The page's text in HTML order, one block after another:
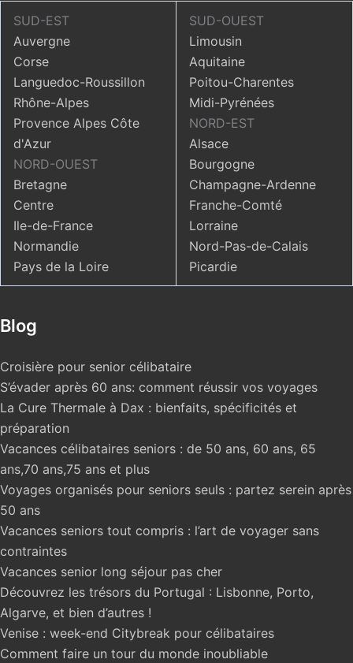
toute saison. Les alentours : En 15 minutes de route,
vous êtes à Avignon. Ville d’histoire, ville de
spectacle, Avignon ne laisse pas indifférent. Le
passage des papes en Avignon a marqué
l’architecture de manière impressionnante. Derrière les
remparts superbement conservés, vous découvrirez
la cité des papes après avoir franchi une des sept
portes principales : le Palais des papes construit au
XIVème siècle et sa place très animée, le célèbre Pont
d’Avignon, les musées du Petit palais et du Palais du
Roure. Du haut des remparts vous comprendrez
pourquoi la cité est devenue une formidable ville
forteresse : surplombant les immenses espaces de la
de la vallée du Rhône. Les petits : L’hôtel ne propose
pas de services spécifiques, mais vous pouvez tout à
fait venir avec vos enfants. Bon à savoir : Check in :
16h00. Check out : 12h00. Hébergement à l’hôtel
L’Auberge de Cassagne & Spa 5* Style &
ambiance : L’Auberge de Cassagne est une jolie
bastide provençale datant du 19ème siècle, devenu un
hôtel à l’ambiance intimiste, entouré d’agréables
jardins. Cette jolie bâtisse cultive une atmosphère de
maison de famille, avec son mobilier ancien, ses
boiseries, sa cheminée ses chambres à l’ambiance
cosy et sa terrasse ensoleillée où il fait bon prendre le
café.Particularité : Les chambres sont réparties entre
la maison principale et de nouveaux bâtiments
agencés en U, ponctués d’agréables cours intérieures.
Services : Air conditionné, téléphone avec ligne
directe, télévision par satellite, Wi-Fi gratuit, plateau
SUD-EST
Auvergne
Corse
Languedoc-Roussillon
Rhône-Alpes
Provence Alpes Côte
d'Azur
NORD-OUEST
Bretagne
Centre
Ile-de-France
Normandie
Pays de la Loire
SUD-OUEST
Limousin
Aquitaine
Poitou-Charentes
Midi-Pyrénées
NORD-EST
Alsace
Bourgogne
Champagne-Ardenne
Franche-Comté
Lorraine
Nord-Pas-de-Calais
Picardie
Blog
Croisière pour senior célibataire
S’évader après 60 ans: comment réussir vos voyages
La Cure Thermale à Dax : bienfaits, spécificités et
préparation
Vacances célibataires seniors : de 50 ans, 60 ans, 65
ans,70 ans,75 ans et plus
Voyages organisés pour seniors seuls : partez serein après
50 ans
Vacances seniors tout compris : l’art de voyager sans
contraintes
Vacances senior long séjour pas cher
Découvrez les trésors du Portugal : Lisbonne, Porto,
Algarve, et bien d’autres !
Venise : week-end Citybreak pour célibataires
Comment faire un tour du monde inoubliable